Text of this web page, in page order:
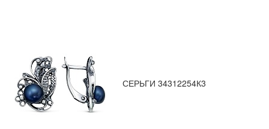
СЕРЬГИ 34312254К3